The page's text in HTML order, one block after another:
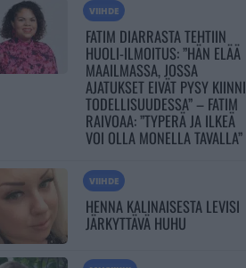
VIIHDE
FATIM DIARRASTA TEHTIIN
HUOLI-ILMOITUS: ”HÄN ELÄÄ
MAAILMASSA, JOSSA
AJATUKSET EIVÄT PYSY KIINNI
TODELLISUUDESSA” – FATIM
RAIVOAA: ”TYPERÄ JA ILKEÄ
VOI OLLA MONELLA TAVALLA”
VIIHDE
HENNA KALINAISESTA LEVISI
JÄRKYTTÄVÄ HUHU